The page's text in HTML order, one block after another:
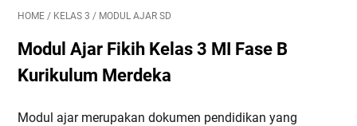
HOME / KELAS 3 / MODUL AJAR SD
Modul Ajar Fikih Kelas 3 MI Fase B
Kurikulum Merdeka
Modul ajar merupakan dokumen pendidikan yang